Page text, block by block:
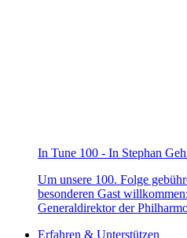
In Tune 100 - In Stephan
Um unsere 100. Folge
besonderen Gast
Generaldirektor der
Erfahren & Unterstützen